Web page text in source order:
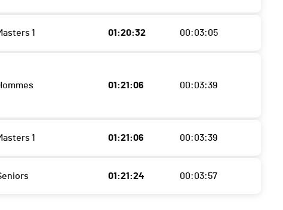
1 01:20:32 00:03:05
01:21:06 00:03:39
1 01:21:06 00:03:39
01:21:24 00:03:57